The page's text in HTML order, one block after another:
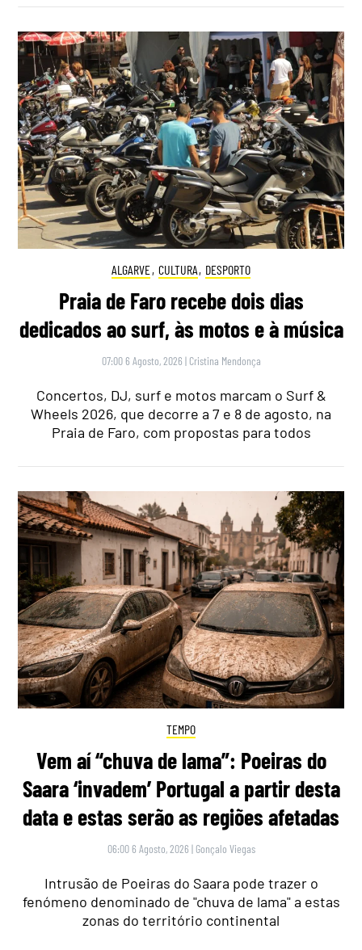
ALGARVE, CULTURA, DESPORTO
Praia de Faro recebe dois dias
dedicados ao surf, às motos e à música
07:00 6 Agosto, 2026 | Cristina Mendonça
Concertos, DJ, surf e motos marcam o Surf &
Wheels 2026, que decorre a 7 e 8 de agosto, na
Praia de Faro, com propostas para todos
TEMPO
Vem aí “chuva de lama”: Poeiras do
Saara ‘invadem’ Portugal a partir desta
data e estas serão as regiões afetadas
06:00 6 Agosto, 2026 | Gonçalo Viegas
Intrusão de Poeiras do Saara pode trazer o
fenómeno denominado de "chuva de lama" a estas
zonas do território continental